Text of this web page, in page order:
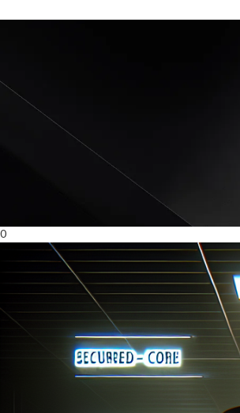
Inteligencia Artificial
Windows Server
Seguro
Joffre Acevedo
0